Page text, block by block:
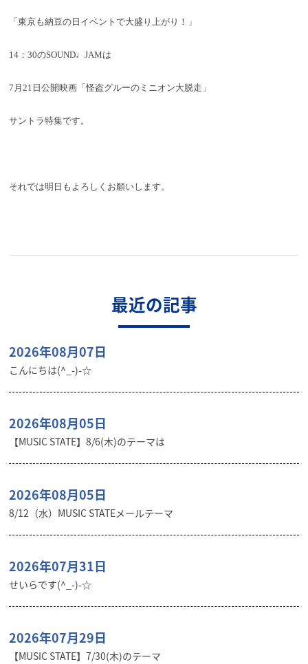
「東京も納豆の日イベントで大盛り上がり！」
14：30のSOUND♩JAMは
7月21日公開映画「怪盗グルーのミニオン大脱走」
サン トラ特集です。
それでは明日もよろしくお願いします。
最近の記事
2026年08月07日
こんにちは(^_-)-☆
2026年08月05日
【MUSIC STATE】8/6(木)のテーマは
2026年08月05日
8/12（水）MUSIC STATEメールテーマ
2026年07月31日
せいらです(^_-)-☆
2026年07月29日
【MUSIC STATE】7/30(木)のテーマ